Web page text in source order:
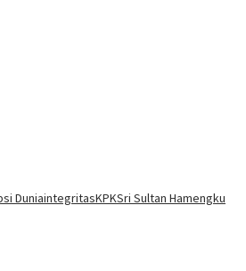
DuniaintegritasKPKSri Sultan Hamengku